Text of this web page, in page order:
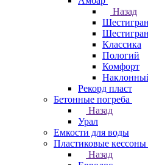
Назад
Классика
Пологий
Комфорт
Рекорд пласт
Бетонные погреба
Назад
Урал
Емкости для воды
Пластиковые кессоны
Назад